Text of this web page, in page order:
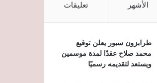
الأشهر تعليقات
طرابزون سبور يعلن توقيع
محمد صلاح عقدًا لمدة موسمين
ويستعد لتقديمه رسميًا